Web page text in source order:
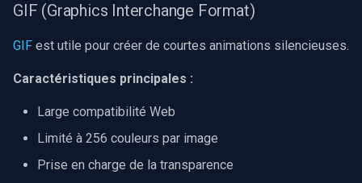
GIF (Graphics Interchange Format)
GIF est utile pour créer de courtes animations silencieuses.
Caractéristiques principales :
Large compatibilité Web
Limité à 256 couleurs par image
Prise en charge de la transparence